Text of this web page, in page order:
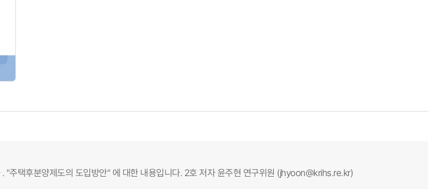
"주택후분양제도의 도입방안" 에 대한 내용입니다. 2호 저자 윤주현 연구위원 (jhyoon@krihs.re.kr)